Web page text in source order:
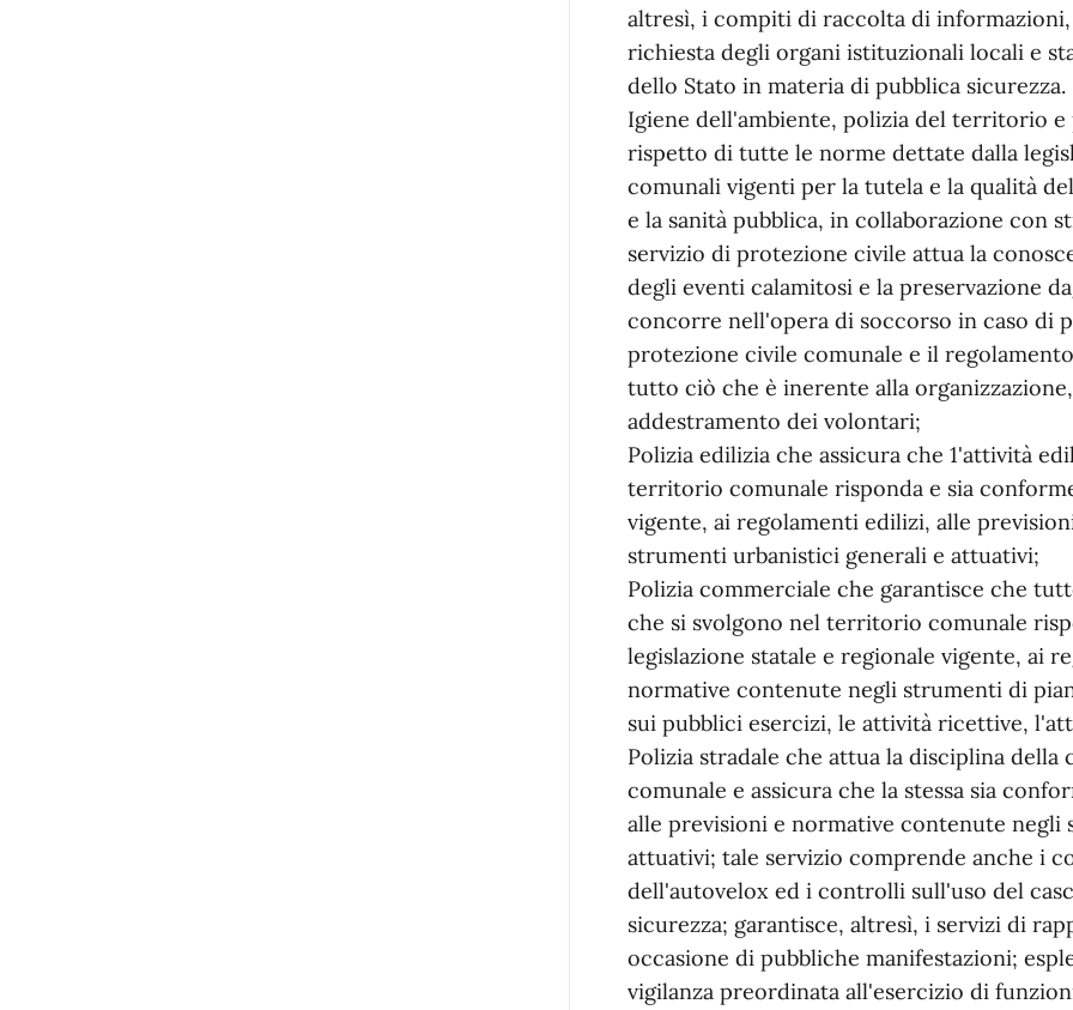
altresì, i compiti di raccolta di
richiesta degli organi istituzionali locali e
dello Stato in materia di pubblica sicurezza.
Igiene dell'ambiente, polizia del territorio
rispetto di tutte le norme dettate dalla
comunali vigenti per la tutela e la qualità
e la sanità pubblica, in collaborazione con
servizio di protezione civile attua la
degli eventi calamitosi e la preservazione
concorre nell'opera di soccorso in caso di
protezione civile comunale e il
tutto ciò che è inerente alla
addestramento dei volontari;
Polizia edilizia che assicura che 1'attività
territorio comunale risponda e sia
vigente, ai regolamenti edilizi, alle
strumenti urbanistici generali e attuativi;
Polizia commerciale che garantisce che
che si svolgono nel territorio comunale
legislazione statale e regionale vigente, ai
normative contenute negli strumenti di
sui pubblici esercizi, le attività ricettive,
Polizia stradale che attua la disciplina
comunale e assicura che la stessa sia
alle previsioni e normative contenute
attuativi; tale servizio comprende anche i
dell'autovelox ed i controlli sull'uso del
sicurezza; garantisce, altresì, i servizi di
occasione di pubbliche manifestazioni;
vigilanza preordinata all'esercizio di